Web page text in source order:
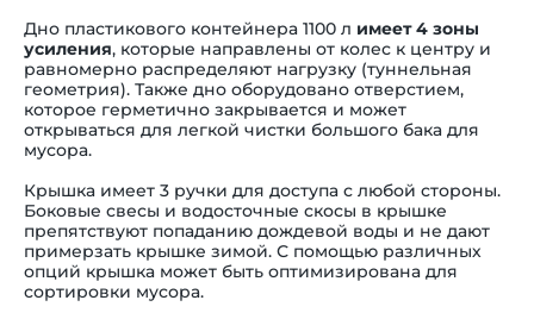
Дно пластикового контейнера 1100 л имеет 4 зоны
усиления, которые направлены от колес к центру и
равномерно распределяют нагрузку (туннельная
геометрия). Также дно оборудовано отверстием,
которое герметично закрывается и может
открываться для легкой чистки большого бака для
мусора.
Крышка имеет 3 ручки для доступа с любой стороны.
Боковые свесы и водосточные скосы в крышке
препятствуют попаданию дождевой воды и не дают
примерзать крышке зимой. С помощью различных
опций крышка может быть оптимизирована для
сортировки мусора.